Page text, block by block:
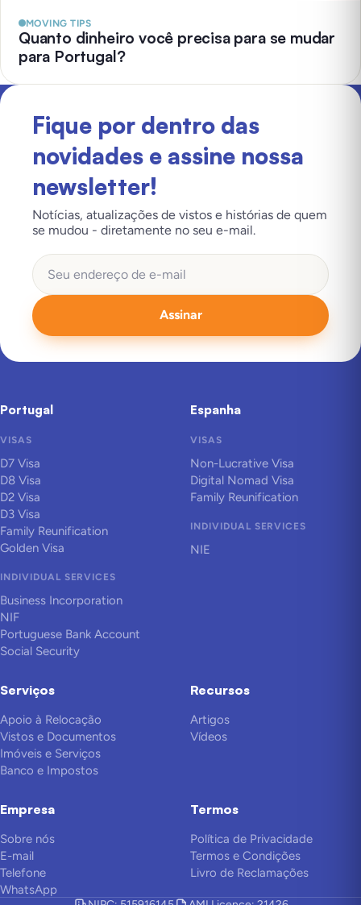
MOVING TIPS
Quanto dinheiro você precisa para se mudar
para Portugal?
Fique por dentro das
novidades e assine nossa
newsletter!
Notícias, atualizações de vistos e histórias de quem
se mudou - diretamente no seu e-mail.
Assinar
Portugal
VISAS
D7 Visa
D8 Visa
D2 Visa
D3 Visa
Family Reunification
Golden Visa
INDIVIDUAL SERVICES
Business Incorporation
NIF
Portuguese Bank Account
Social Security
Espanha
VISAS
Non-Lucrative Visa
Digital Nomad Visa
Family Reunification
INDIVIDUAL SERVICES
NIE
Serviços
Apoio à Relocação
Vistos e Documentos
Imóveis e Serviços
Banco e Impostos
Recursos
Artigos
Vídeos
Empresa
Sobre nós
E-mail
Telefone
WhatsApp
Termos
Política de Privacidade
Termos e Condições
Livro de Reclamações